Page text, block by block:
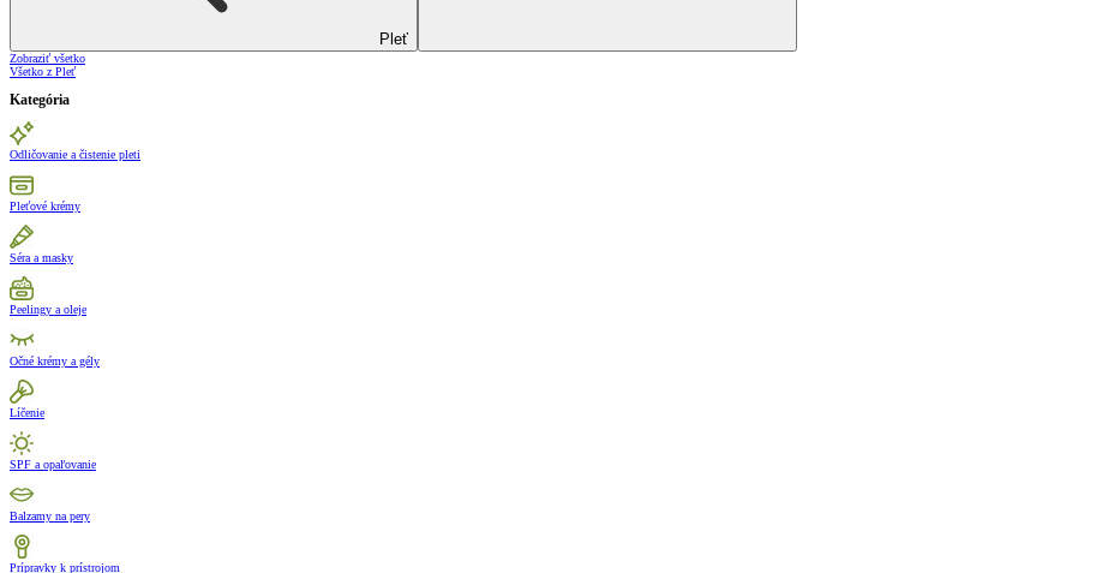
Pleť
Zobraziť všetko
Všetko z Pleť
Kategória
Odličovanie a čistenie pleti
Pleťové krémy
Séra a masky
Peelingy a oleje
Očné krémy a gély
Líčenie
SPF a opaľovanie
Balzamy na pery
Prípravky k prístrojom